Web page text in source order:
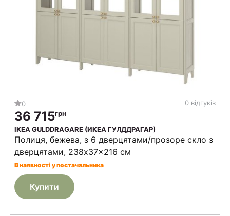
0 0 відгуків
36 715грн
IKEA GULDDRAGARE (ИКЕА ГУЛДДРАГАР)
Полиця, бежева, з 6 дверцятами/прозоре скло з
дверцятами, 238x37x216 см
В наявності у постачальника
Купити